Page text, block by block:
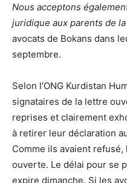
Nous acceptons
juridique aux parents de
avocats de Bokans dans
septembre.
Selon l’ONG Kurdistan
signataires de la lettre
reprises et clairement
à retirer leur déclaration
Comme ils avaient refusé,
ouverte. Le délai pour se
expire dimanche. Si les